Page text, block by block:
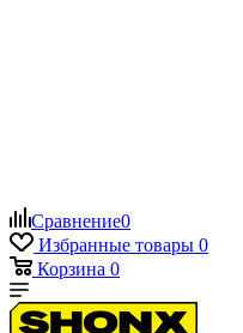
Сравнение0
Избранные товары 0
Корзина 0